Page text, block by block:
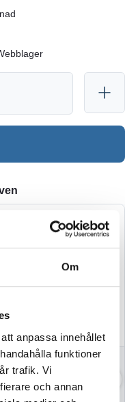
Om
anpassa innehållet
funktioner
trafik. Vi
och annan
Konstigheter -
- MAX